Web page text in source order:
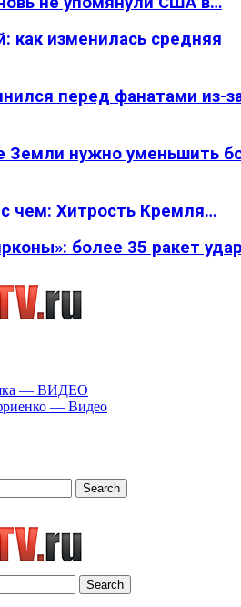
как изменилась средняя
перед фанатами из-
Земли нужно уменьшить
чем: Хитрость Кремля…
более 35 ракет
— ВИДЕО
— Видео
Search
Search